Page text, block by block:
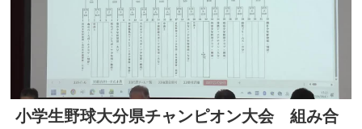
小学生野球大分県チャンピオン大会 組み合